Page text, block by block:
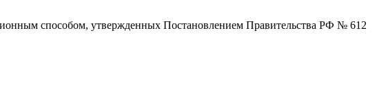
способом, утвержденных Постановлением Правительства РФ № 612